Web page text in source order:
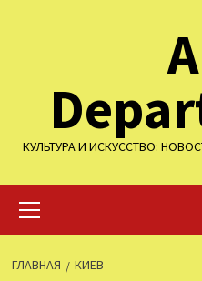
КУЛЬТУРА И ИСКУССТВО:
меню
ГЛАВНАЯ КИЕВ